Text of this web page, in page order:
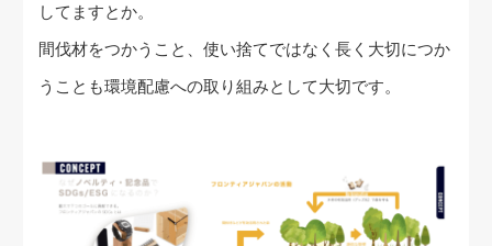
してますとか。
間伐材をつかうこと、使い捨てではなく長く大切につか
うことも環境配慮への取り組みとして大切です。